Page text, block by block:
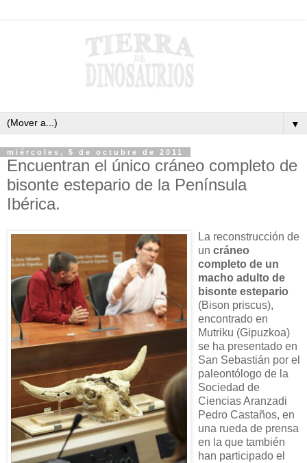
▼
miércoles, 5 de octubre de 2011
Encuentran el único cráneo completo de
bisonte estepario de la Península
Ibérica.
La reconstrucción de
un cráneo
completo de un
macho adulto de
bisonte estepario
(Bison priscus),
encontrado en
Mutriku (Gipuzkoa)
se ha presentado en
San Sebastián por el
paleontólogo de la
Sociedad de
Ciencias Aranzadi
Pedro Castaños, en
una rueda de prensa
en la que también
han participado el